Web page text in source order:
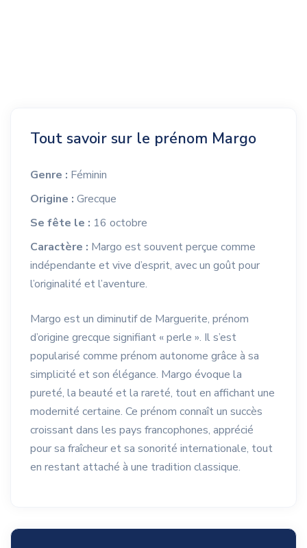
Tout savoir sur le prénom Margo
Genre : Féminin
Origine : Grecque
Se fête le : 16 octobre
Caractère : Margo est souvent perçue comme
indépendante et vive d’esprit, avec un goût pour
l’originalité et l’aventure.
Margo est un diminutif de Marguerite, prénom
d’origine grecque signifiant « perle ». Il s’est
popularisé comme prénom autonome grâce à sa
simplicité et son élégance. Margo évoque la
pureté, la beauté et la rareté, tout en affichant une
modernité certaine. Ce prénom connaît un succès
croissant dans les pays francophones, apprécié
pour sa fraîcheur et sa sonorité internationale, tout
en restant attaché à une tradition classique.